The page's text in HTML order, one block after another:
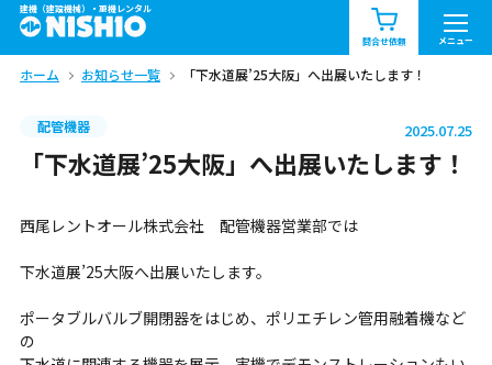
建機（建設機械）・重機レンタル
問合せ依頼 メニュー
商品一覧 お知らせ一覧
問合せ依頼リスト お問合せ
北海道 東北 関東
九州・沖縄（外部）
ホーム お知らせ一覧 「下水道展’25大阪」へ出展いたします！
配管機器 2025.07.25
「下水道展’25大阪」へ出展いたします！
西尾レントオール株式会社 配管機器営業部では
下水道展’25大阪へ出展いたします。
ポータブルバルブ開閉器をはじめ、ポリエチレン管用融着機など
の